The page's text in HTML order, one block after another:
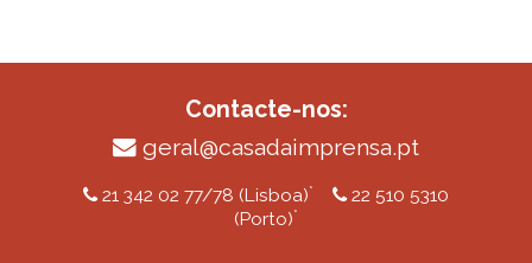
Contacte-nos:
geral@casadaimprensa.pt
21 342 02 77/78 (Lisboa)*
22 510 5310
(Porto)*